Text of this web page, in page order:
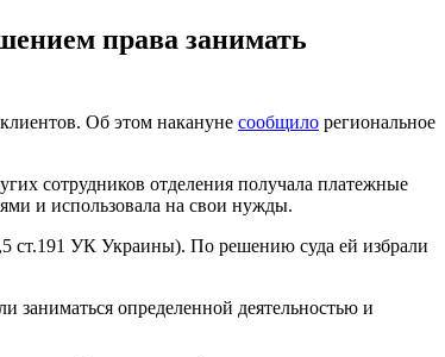
права занимать
Об этом накануне сообщило региональное
сотрудников отделения получала платежные
и использовала на свои нужды.
ст.191 УК Украины). По решению суда ей избрали
заниматься определенной деятельностью и